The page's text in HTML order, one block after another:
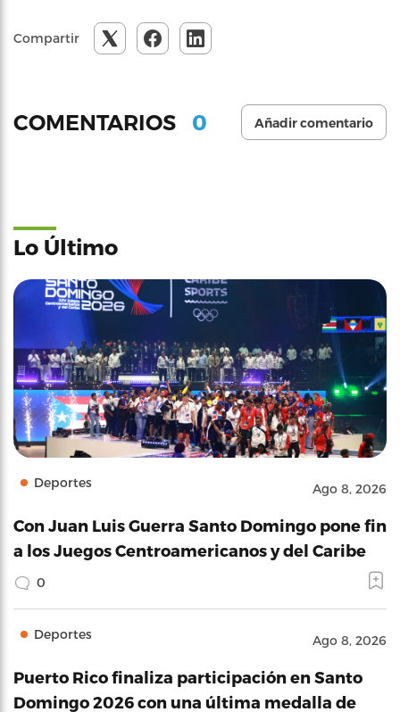
Compartir
COMENTARIOS 0 Añadir comentario
Lo Último
Deportes Ago 8, 2026
Con Juan Luis Guerra Santo Domingo pone fin
a los Juegos Centroamericanos y del Caribe
0
Deportes Ago 8, 2026
Puerto Rico finaliza participación en Santo
Domingo 2026 con una última medalla de